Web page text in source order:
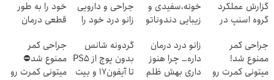
گزارش عملکرد
گروه اسنپ در
خونه،سفیدی و
زیبایی دندوناتو
(40%off)
جراحی و دارویی
زانو درد خود را
پرسش نامه ▶
خود را به طور
قطعی درمان
◗پرسش‌نامه◖
جراحی کمر
ممنوع شد!
میتونی کمرت رو
زانو درد درمان
داره… چرا هنوز
داری بهش ظلم
گردونه شانس
بدون پوچ از PS5
تا آیفون17 و بیت
جراحی کمر
ممنوع شد⛔
میتونی کمرت رو